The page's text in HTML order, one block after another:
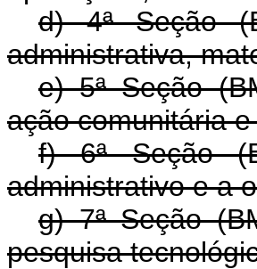
d) 4ª Seção
administrativa,
e) 5ª Seção
ação comunitária
f) 6ª Seção
administrativo e a
g) 7ª Seção
pesquisa